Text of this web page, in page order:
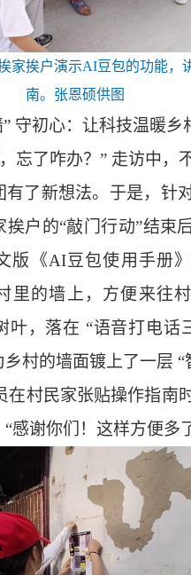
家挨户演示AI豆包的功能，
南。张恩硕供图
守初心：让科技温暖乡
忘了咋办？” 走访中，
有了新想法。于是，针
挨户的“敲门行动”结束
版《AI豆包使用手册
里的墙上，方便来往
叶，落在 “语音打电话
村的墙面镀上了一层 “
在村民家张贴操作指南
感谢你们！这样方便多